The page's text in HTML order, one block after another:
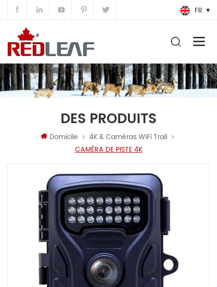
FR
DES PRODUITS
Domicile
4K & Caméras WiFi Trail
CAMÉRA DE PISTE 4K